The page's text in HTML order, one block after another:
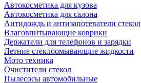
Автокосметика для кузова
Автокосметика для салона
Антидождь и антизапотеватели стекол
Влаговпитывающие коврики
Держатели для телефонов и зарядки
Летние стеклоомывающие жидкости
Мото техника
Очистители стекол
Пылесосы автомобильные